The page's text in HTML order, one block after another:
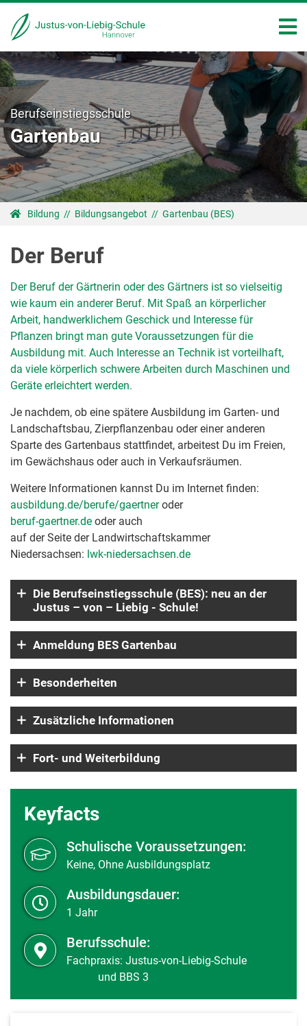
Berufseinstiegsschule
Gartenbau
Bildung // Bildungsangebot // Gartenbau (BES)
Der Beruf
Der Beruf der Gärtnerin oder des Gärtners ist so vielseitig
wie kaum ein anderer Beruf. Mit Spaß an körperlicher
Arbeit, handwerklichem Geschick und Interesse für
Pflanzen bringt man gute Voraussetzungen für die
Ausbildung mit. Auch Interesse an Technik ist vorteilhaft,
da viele körperlich schwere Arbeiten durch Maschinen und
Geräte erleichtert werden.
Je nachdem, ob eine spätere Ausbildung im Garten- und
Landschaftsbau, Zierpflanzenbau oder einer anderen
Sparte des Gartenbaus stattfindet, arbeitest Du im Freien,
im Gewächshaus oder auch in Verkaufsräumen.
Weitere Informationen kannst Du im Internet finden:
ausbildung.de/berufe/gaertneroder
beruf-gaertner.de oder auch
auf der Seite der Landwirtschaftskammer
Niedersachsen: lwk-niedersachsen.de
Die Berufseinstiegsschule (BES): neu an der
Justus – von – Liebig - Schule!
Anmeldung BES Gartenbau
Besonderheiten
Zusätzliche Informationen
Fort- und Weiterbildung
Keyfacts
Schulische Voraussetzungen:
Keine, Ohne Ausbildungsplatz
Ausbildungsdauer:
1 Jahr
Berufsschule:
Fachpraxis: Justus-von-Liebig-Schule
und BBS 3